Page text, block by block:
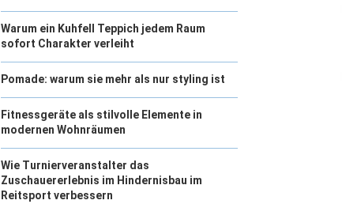
Warum ein Kuhfell Teppich jedem Raum
sofort Charakter verleiht
Pomade: warum sie mehr als nur styling ist
Fitnessgeräte als stilvolle Elemente in
modernen Wohnräumen
Wie Turnierveranstalter das
Zuschauererlebnis im Hindernisbau im
Reitsport verbessern